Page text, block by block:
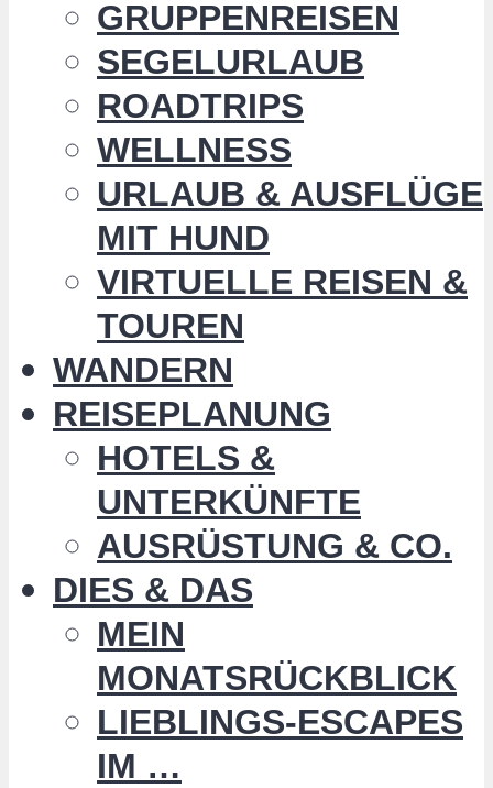
GRUPPENREISEN
SEGELURLAUB
ROADTRIPS
WELLNESS
URLAUB & AUSFLÜGE
MIT HUND
VIRTUELLE REISEN &
TOUREN
WANDERN
REISEPLANUNG
HOTELS &
UNTERKÜNFTE
AUSRÜSTUNG & CO.
DIES & DAS
MEIN
MONATSRÜCKBLICK
LIEBLINGS-ESCAPES
IM …